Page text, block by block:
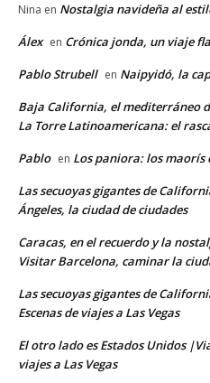
Nina en Nostalgia navideña al
Álex en Crónica jonda, un viaje
Pablo Strubell en Naipyidó, la
Baja California, el mediterráneo
La Torre Latinoamericana: el
Pablo en Los paniora: los maorís
Las secuoyas gigantes de
Ángeles, la ciudad de ciudades
Caracas, en el recuerdo y la
Visitar Barcelona, caminar la
Las secuoyas gigantes de
Escenas de viajes a Las Vegas
El otro lado es Estados Unidos
viajes a Las Vegas